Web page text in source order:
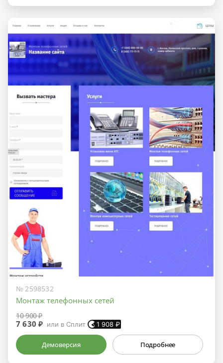
№ 2598532
Монтаж телефонных сетей
10 900 ₽
7 630 ₽ или в Сплит 1 908 ₽
Демоверсия Подробнее